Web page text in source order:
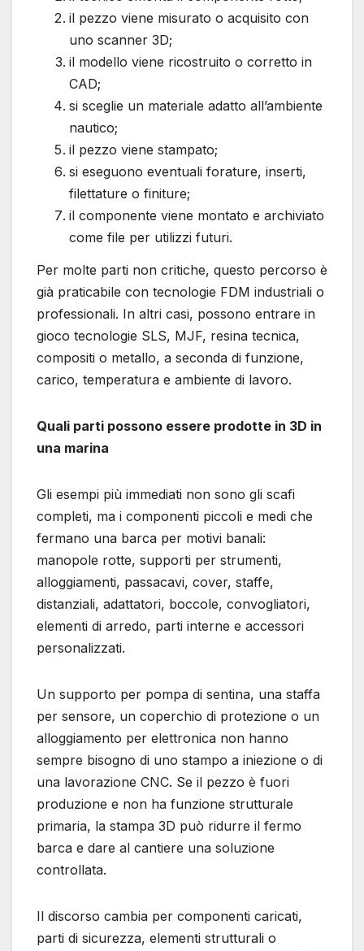
il pezzo viene misurato o acquisito con
uno scanner 3D;
il modello viene ricostruito o corretto in
CAD;
si sceglie un materiale adatto all’ambiente
nautico;
il pezzo viene stampato;
si eseguono eventuali forature, inserti,
filettature o finiture;
il componente viene montato e archiviato
come file per utilizzi futuri.
Per molte parti non critiche, questo percorso è
già praticabile con tecnologie FDM industriali o
professionali. In altri casi, possono entrare in
gioco tecnologie SLS, MJF, resina tecnica,
compositi o metallo, a seconda di funzione,
carico, temperatura e ambiente di lavoro.
Quali parti possono essere prodotte in 3D in
una marina
Gli esempi più immediati non sono gli scafi
completi, ma i componenti piccoli e medi che
fermano una barca per motivi banali:
manopole rotte, supporti per strumenti,
alloggiamenti, passacavi, cover, staffe,
distanziali, adattatori, boccole, convogliatori,
elementi di arredo, parti interne e accessori
personalizzati.
Un supporto per pompa di sentina, una staffa
per sensore, un coperchio di protezione o un
alloggiamento per elettronica non hanno
sempre bisogno di uno stampo a iniezione o di
una lavorazione CNC. Se il pezzo è fuori
produzione e non ha funzione strutturale
primaria, la stampa 3D può ridurre il fermo
barca e dare al cantiere una soluzione
controllata.
Il discorso cambia per componenti caricati,
parti di sicurezza, elementi strutturali o